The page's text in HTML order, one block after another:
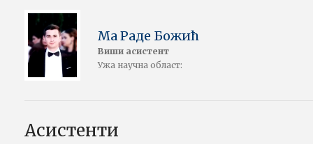
Ма Раде Божић
Виши асистент
Ужа научна област:
Асистенти